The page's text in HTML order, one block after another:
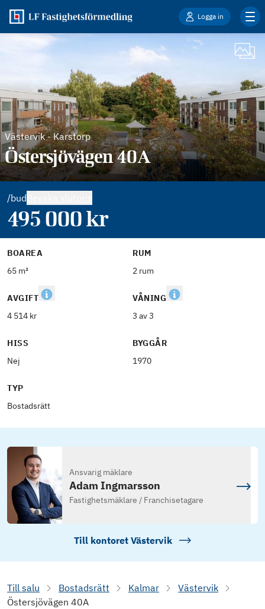
Logga in
Västervik-Karstorp
Östersjövägen 40A
/bud
495 000kr
BOAREA
65 m²
RUM
2 rum
AVGIFT
4 514 kr
VÅNING
3 av 3
HISS
Nej
BYGGÅR
1970
TYP
Bostadsrätt
Ansvarig mäklare
Adam Ingmarsson
Fastighetsmäklare / Franchisetagare
Till kontoret Västervik
Till salu Bostadsrätt Kalmar
Västervik
Östersjövägen 40A